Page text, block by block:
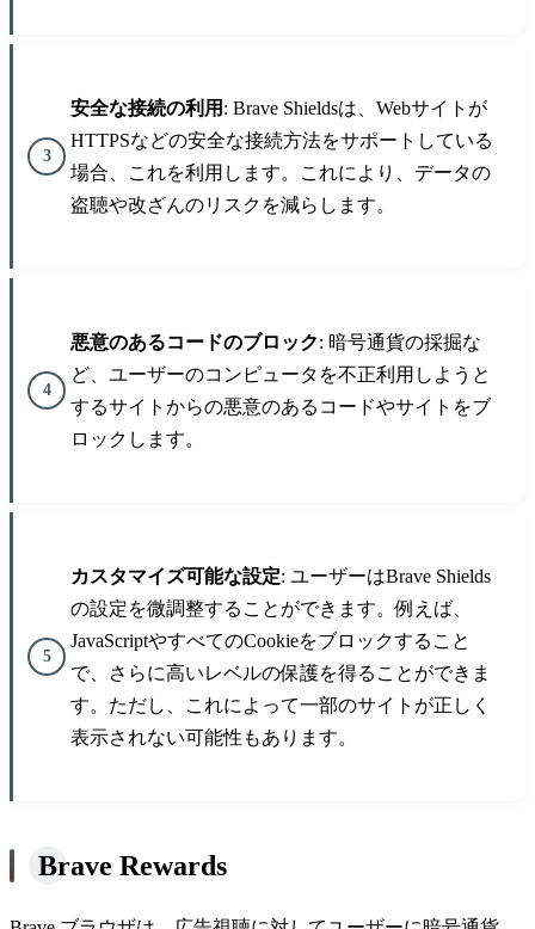
安全な接続の利用 : Brave Shieldsは、Webサイトが
HTTPSなどの安全な接続方法をサポートしている
場合、これを利用します。これにより、データの
盗聴や改ざんのリスクを減らします。
悪意のあるコードのブロック: 暗号通貨の採掘な
ど、ユーザーのコンピュータを不正利用しようと
するサイトからの悪意のあるコードやサイトをブ
ロックします。
カスタマイズ可能な設定: ユーザーはBrave Shields
の設定を微調整することができます。例えば、
JavaScriptやすべてのCookieをブロックすること
で、さらに高いレベルの保護を得ることができま
す。ただし、これによって一部のサイトが正しく
表示されない可能性もあります。
Brave Rewards